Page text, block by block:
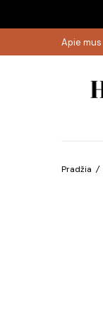
Apie mus
Pradžia /